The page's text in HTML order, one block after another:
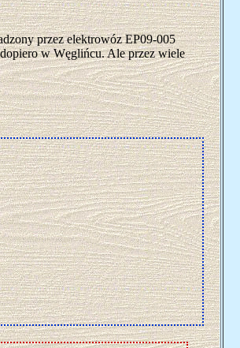
przez elektrowóz EP09-005
w Węglińcu. Ale przez wiele